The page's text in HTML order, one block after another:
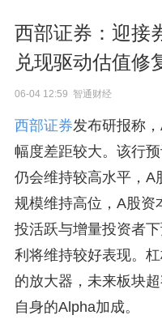
西部证券：迎接
兑现驱动估值修
06-04 12:59 智通财经
西部证券发布研报称
幅度差距较大。该行
仍会维持较高水平，A
规模维持高位，A股资
投活跃与增量投资者
利将维持较好表现。
的放大器，未来板块
自身的Alpha加成。